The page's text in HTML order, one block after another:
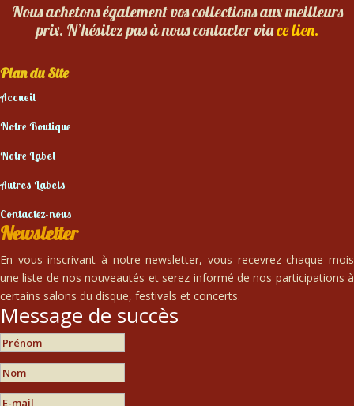
Nous achetons également vos collections aux meilleurs
prix. N’hésitez pas à nous contacter viace lien.
Plan du Site
Accueil
Notre Boutique
Notre Label
Autres Labels
Contactez-nous
Newsletter
En vous inscrivant à notre newsletter, vous recevrez chaque mois
une liste de nos nouveautés et serez informé de nos participations à
certains salons du disque, festivals et concerts.
Message de succès